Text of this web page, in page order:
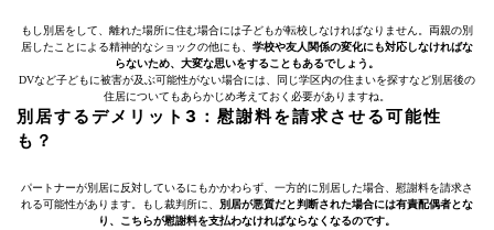
もし別居をして、離れた場所に住む場合には子どもが転校しなければなりません。両親の別
居したことによる精神的なショックの他にも、 学校や友人関係の変化にも対応しなければな
らないため、大変な思いをすることもあるでしょう。
DVなど子どもに被害が及ぶ可能性がない場合には、同じ学区内の住まいを探すなど別居後の
住居についてもあらかじめ考えておく必要がありますね。
別居するデメリット3：慰謝料を請求させる可能性
も？
パートナーが別居に反対しているにもかかわらず、一方的に別居した場合、慰謝料を請求さ
れる可能性があります。もし裁判所に、 別居が悪質だと判断された場合には有責配偶者とな
り、こちらが慰謝料を支払わなければならなくなるのです。